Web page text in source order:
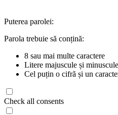
Puterea parolei:
Parola trebuie să conțină:
8 sau mai multe caractere
Litere majuscule și minuscule
Cel puțin o cifră și un
Check all consents